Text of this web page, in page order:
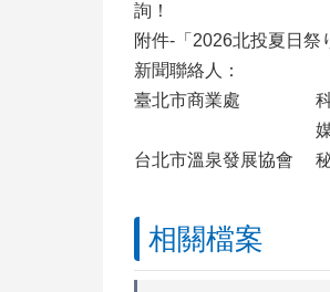
詢！
附件-「2026北投夏日祭
新聞聯絡人：
臺北市商業處 科
媒體聯絡人 張
台北市溫泉發展協
相關檔案